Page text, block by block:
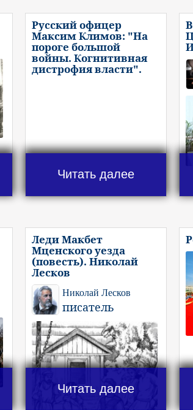
Русский офицер
Максим Климов: "На
пороге большой
войны. Когнитивная
дистрофия власти".
Читать далее
Леди Макбет
Мценского уезда
(повесть). Николай
Лесков
Николай Лесков
писатель
Читать далее